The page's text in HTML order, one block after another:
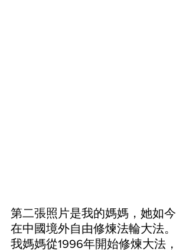
第二張照片是我的媽媽，她如今
在中國境外自由修煉法輪大法。
我媽媽從1996年開始修煉大法，